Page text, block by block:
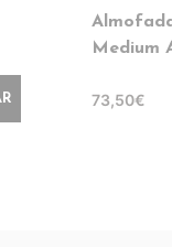
Medium
73,50€